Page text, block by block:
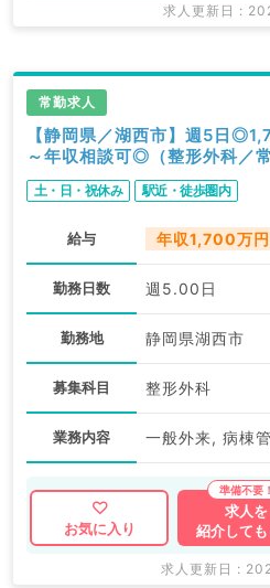
求人更新日 :
常勤求人
【静岡県／湖西市】週5日
～年収相談可◎（整形外科／常
土・日・祝休み 駅近・徒歩圏内
給与 年収1,700万円
勤務日数 週5.00日
勤務地 静岡県湖西市
募集科目 整形外科
業務内容 一般外来, 病棟
お気に入り
求人を
紹介しても
求人更新日 :